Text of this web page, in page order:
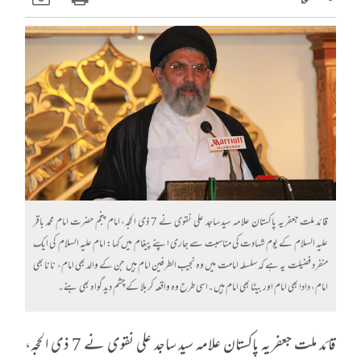
قائد ملت جعفریہ پاکستان علامہ سید ساجد علی نقوی نے 7 ذی الحجہ، امام پنجم حضرت امام محمد باقر
علیہ السلام کے یوم شہادت کی مناسبت سے جاری اپنے پیغام میں کہا: امام علیہ السلام کی ایک
منفرد فضیلت یہ ہے کہ سلسلہ امامت میں وہ نجیب الطرفین امام ہیں جن کے والد بھی امام، نانا بھی
امام، دادا بھی امام اور بیٹا بھی امام ہیں۔اسی طرح وہ واقعہ کربلا کے چشم دید گواہ بھی بنے۔
قائد ملت جعفریہ پاکستان علامہ سید ساجد علی نقوی نے 7 ذی الحجہ،